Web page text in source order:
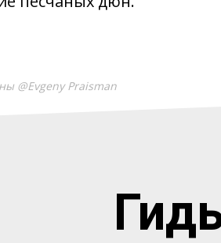
@Evgeny Praisman